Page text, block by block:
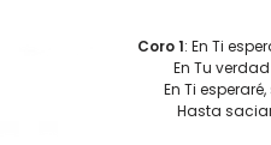
Coro 1: En Ti
En Tu
En Ti
Hasta